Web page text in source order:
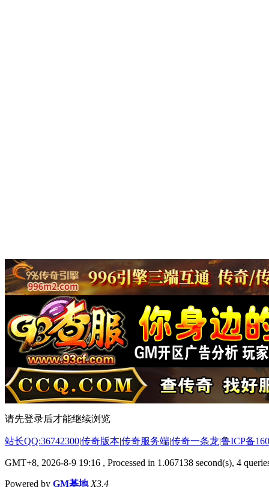
请先登录后才能继续浏览
站长QQ:36742300|传奇版本|传奇服务端|传奇一条龙|鲁ICP备
GMT+8, 2026-8-9 19:16 , Processed in 1.067138 second(s), 4
Powered by GM基地 X3.4